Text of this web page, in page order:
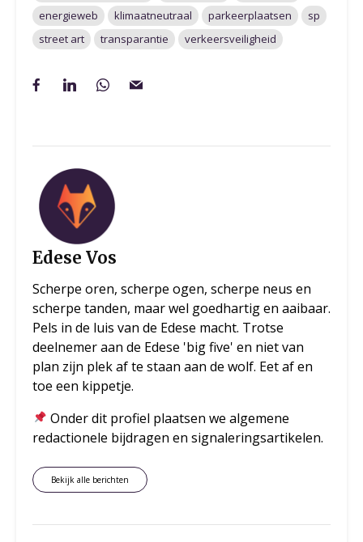
energieweb
klimaatneutraal parkeerplaatsen
sp
street art
transparantie verkeersveiligheid
Edese Vos
Scherpe oren, scherpe ogen, scherpe neus en
scherpe tanden, maar wel goedhartig en aaibaar.
Pels in de luis van de Edese macht. Trotse
deelnemer aan de Edese 'big five' en niet van
plan zijn plek af te staan aan de wolf. Eet af en
toe een kippetje.
Onder dit profiel plaatsen we algemene
redactionele bijdragen en signaleringsartikelen.
Bekijk alle berichten